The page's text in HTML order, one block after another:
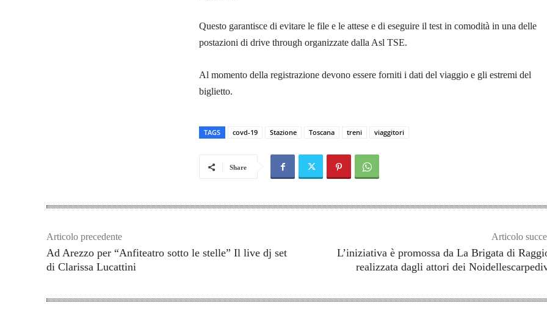
Questo garantisce di evitare le file e le attese e di eseguire il test in comodità in una delle
postazioni di drive through organizzate dalla Asl TSE.
Al momento della registrazione devono essere forniti i dati del viaggio e gli estremi del
biglietto.
TAGS covd-19 Stazione Toscana treni viaggitori
Share
Articolo precedente
Ad Arezzo per “Anfiteatro sotto le stelle” Il live dj set
di Clarissa Lucattini
Articolo
L’iniziativa è promossa da La Brigata di
realizzata dagli attori dei